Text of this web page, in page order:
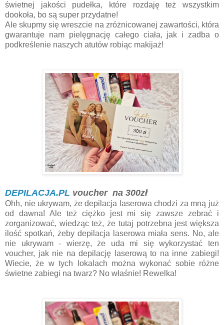
świetnej jakości pudełka, które rozdaję też wszystkim
dookoła, bo są super przydatne!
Ale skupmy się wreszcie na zróżnicowanej zawartości, która
gwarantuje nam pielęgnację całego ciała, jak i zadba o
podkreślenie naszych atutów robiąc makijaż!
DEPILACJA.PL voucher na 300zł
Ohh, nie ukrywam, że depilacja laserowa chodzi za mną już
od dawna! Ale też ciężko jest mi się zawsze zebrać i
zorganizować, wiedząc też, że tutaj potrzebna jest większa
ilość spotkań, żeby depilacja laserowa miała sens. No, ale
nie ukrywam - wierzę, że uda mi się wykorzystać ten
voucher, jak nie na depilację laserową to na inne zabiegi!
Wiecie, że w tych lokalach można wykonać sobie różne
świetne zabiegi na twarz? No właśnie! Rewelka!